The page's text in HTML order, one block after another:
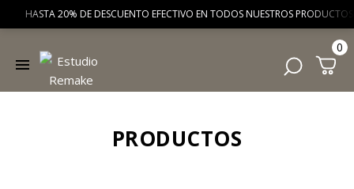
HASTA 20% DE DESCUENTO EFECTIVO EN TODOS NUESTROS
0
PRODUCTOS